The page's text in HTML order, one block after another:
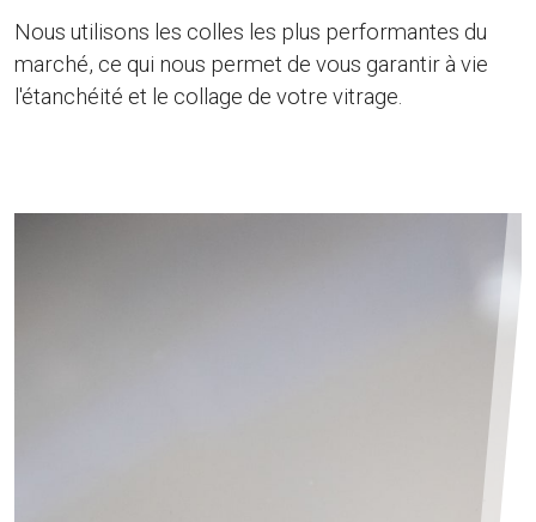
Nous utilisons les colles les plus performantes du
marché, ce qui nous permet de vous garantir à vie
l'étanchéité et le collage de votre vitrage.